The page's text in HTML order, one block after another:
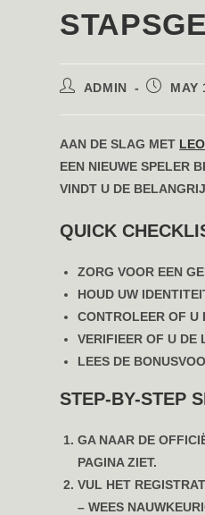
POSTADMIN
POSTMAY
AAN DE SLAG MET
EEN NIEUWE SPELER
VINDT U DE
QUICK
ZORG VOOR EEN
HOUD UW
CONTROLEER OF U
VERIFIEER OF U DE
LEES DE
STEP-BY-STEP
GA NAAR DE
PAGINA ZIET.
VUL HET
– WEES